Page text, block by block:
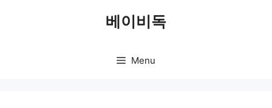
베이비독
Menu